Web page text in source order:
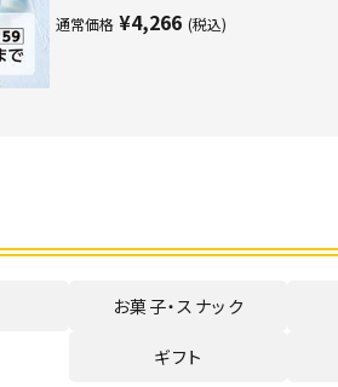
通常価格 ¥4,266 (税込)
お菓子・スナック
ギフト